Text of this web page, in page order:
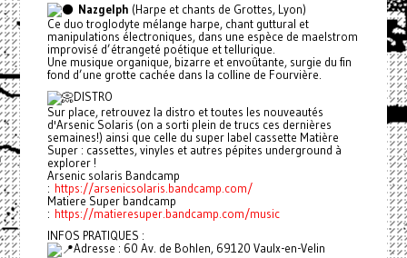
Nazgelph (Harpe et chants de Grottes, Lyon)
Ce duo troglodyte mélange harpe, chant guttural et
manipulations électroniques, dans une espèce de maelstrom
improvisé d’étrangeté poétique et tellurique.
Une musique organique, bizarre et envoûtante, surgie du fin
fond d’une grotte cachée dans la colline de Fourvière.
DISTRO
Sur place, retrouvez la distro et toutes les nouveautés
d'Arsenic Solaris (on a sorti plein de trucs ces dernières
semaines!) ainsi que celle du super label cassette Matière
Super : cassettes, vinyles et autres pépites underground à
explorer !
Arsenic solaris Bandcamp
: https://arsenicsolaris.bandcamp.com/
Matiere Super bandcamp
: https://matieresuper.bandcamp.com/music
INFOS PRATIQUES :
Adresse : 60 Av. de Bohlen, 69120 Vaulx-en-Velin